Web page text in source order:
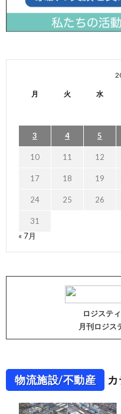
月 火 水
3 4 5
10 11 12
17 18 19
24 25 26
31
« 7月
ロジステ
月刊ロジス
物流施設/不動産